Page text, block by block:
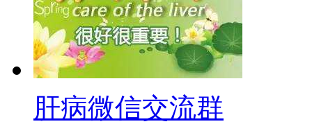
肝病微信交流群